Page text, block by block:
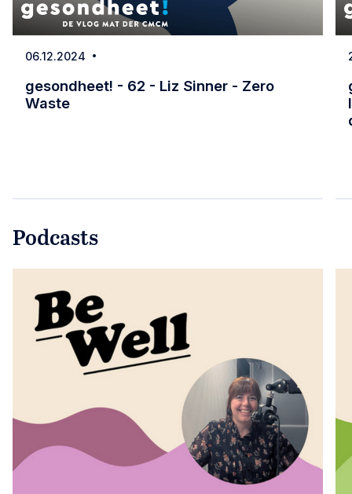
Date
06.12.2024
gesondheet! - 62 - Liz Sinner - Zero
Waste
Podcasts